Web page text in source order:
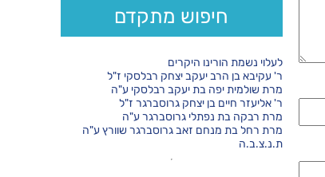
חיפוש מתקדם
לעלוי נשמת הורינו היקרים
ר' עקיבא בן הרב יעקב יצחק רבלסקי ז"ל
מרת שולמית יפה בת יעקב רבלסקי ע"ה
ר' אליעזר חיים בן יצחק גרוסברגר ז"ל
מרת רבקה בת נפתלי גרוסברגר ע"ה
מרת רחל בת מנחם זאב גרוסברגר שוורץ ע"ה
ת.נ.צ.ב.ה